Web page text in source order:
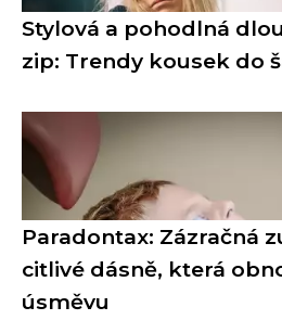
Stylová a pohodlná
zip: Trendy kousek do
Paradontax: Zázračná
citlivé dásně, která
úsměvu